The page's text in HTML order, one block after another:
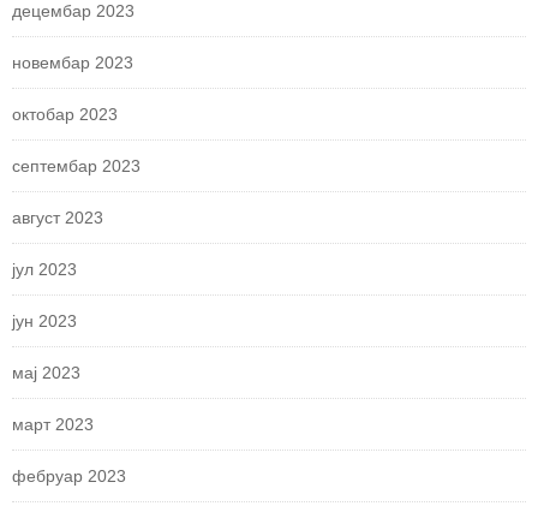
децембар 2023
новембар 2023
октобар 2023
септембар 2023
август 2023
јул 2023
јун 2023
мај 2023
март 2023
фебруар 2023